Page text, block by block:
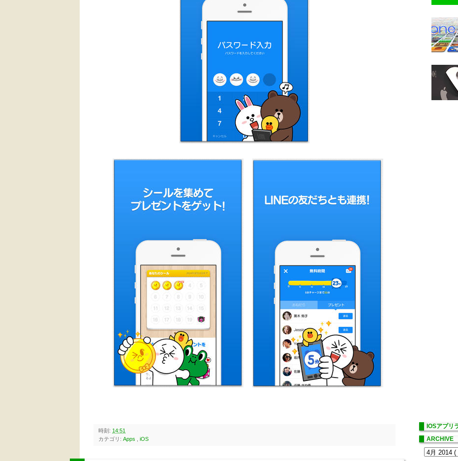
時刻: 14:51
カテゴリ: Apps iOS
IOSアプリ
ARCHIVE